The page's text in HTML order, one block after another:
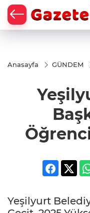
Anasayfa GÜNDEM
Yeşilyurt